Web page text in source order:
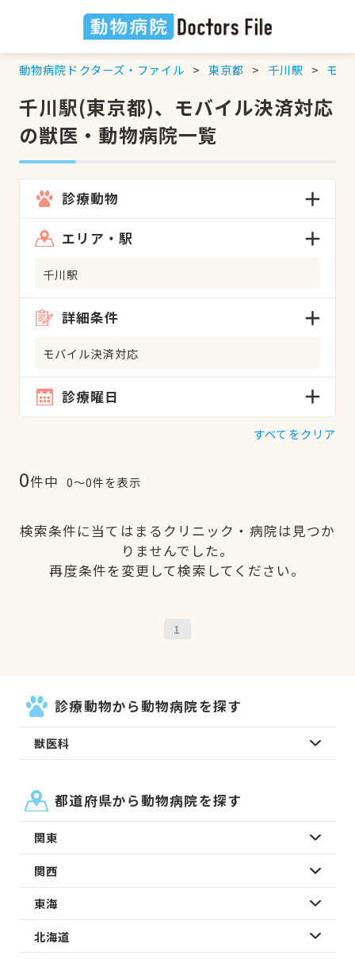
動物病院ドクターズ・ファイル 東京都 千川駅 モバ
千川駅(東京都)、モバイル決済対応
の獣医・動物病院一覧
診療動物
エリア・駅
千川駅
詳細条件
モバイル決済対応
診療曜日
すべてをクリア
0件中 0〜0件を表示
検索条件に当てはまるクリニック・病院は見つか
りませんでした。
再度条件を変更して検索してください。
1
診療動物から動物病院を探す
獣医科
都道府県から動物病院を探す
関東
関西
東海
北海道